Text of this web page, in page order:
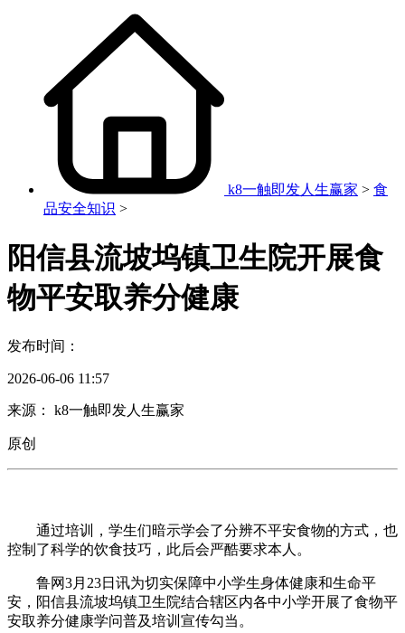
k8一触即发人生赢家 > 食
品安全知识 >
阳信县流坡坞镇卫生院开展食
物平安取养分健康
发布时间：
2026-06-06 11:57
来源： k8一触即发人生赢家
原创
通过培训，学生们暗示学会了分辨不平安食物的方式，也
控制了科学的饮食技巧，此后会严酷要求本人。
鲁网3月23日讯为切实保障中小学生身体健康和生命平
安，阳信县流坡坞镇卫生院结合辖区内各中小学开展了食物平
安取养分健康学问普及培训宣传勾当。